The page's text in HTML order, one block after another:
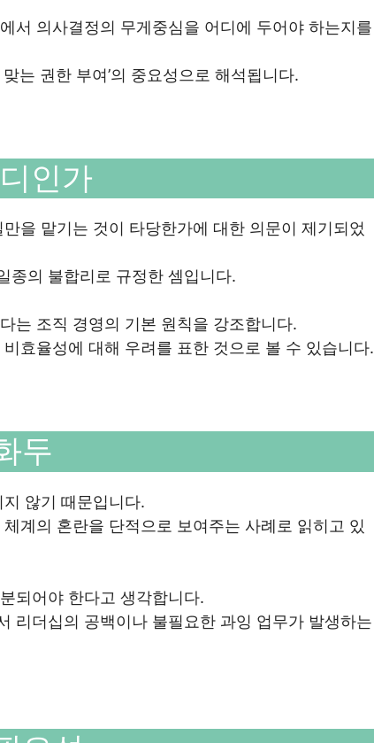
서 의사결정의 무게중심을 어디에 두어야 하는지를
는 권한 부여’의 중요성으로 해석됩니다.
인가
을 맡기는 것이 타당한가에 대한 의문이 제기되었
종의 불합리로 규정한 셈입니다.
는 조직 경영의 기본 원칙을 강조합니다.
효율성에 대해 우려를 표한 것으로 볼 수 있습니다.
두
않기 때문입니다.
계의 혼란을 단적으로 보여주는 사례로 읽히고 있
되어야 한다고 생각합니다.
리더십의 공백이나 불필요한 과잉 업무가 발생하는